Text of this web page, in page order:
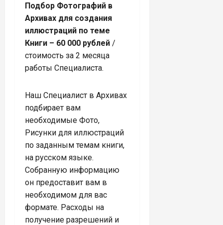
Подбор Фотографий в
Архивах для создания
иллюстраций по теме
Книги – 60 000 рублей /
стоимость за 2 месяца
работы Специалиста.
Наш Специалист в Архивах
подбирает вам
необходимые Фото,
Рисунки для иллюстраций
по заданным темам книги,
на русском языке.
Собранную информацию
он предоставит вам в
необходимом для вас
формате. Расходы на
получение разрешений и